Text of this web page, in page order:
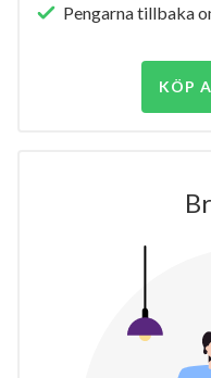
Pengarna tillbaka
KÖP